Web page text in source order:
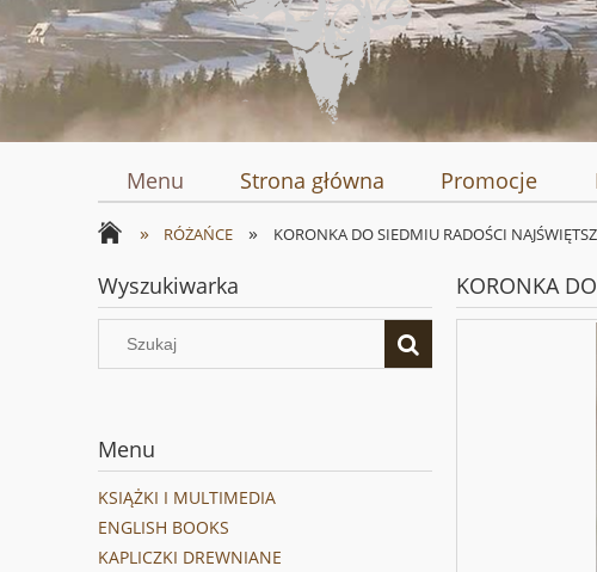
Menu Strona główna Promocje
» RÓŻAŃCE » KORONKA DO SIEDMIU RADOŚCI
Wyszukiwarka
Menu
KSIĄŻKI I MULTIMEDIA
ENGLISH BOOKS
KAPLICZKI DREWNIANE
KORONKA